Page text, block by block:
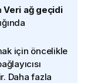
Veri ağ geçidi
için öncelikle
Daha fazla